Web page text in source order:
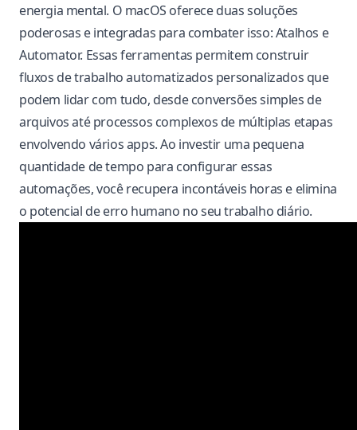
energia mental. O macOS oferece duas soluções
poderosas e integradas para combater isso: Atalhos e
Automator. Essas ferramentas permitem construir
fluxos de trabalho automatizados personalizados que
podem lidar com tudo, desde conversões simples de
arquivos até processos complexos de múltiplas etapas
envolvendo vários apps. Ao investir uma pequena
quantidade de tempo para configurar essas
automações, você recupera incontáveis horas e elimina
o potencial de erro humano no seu trabalho diário.